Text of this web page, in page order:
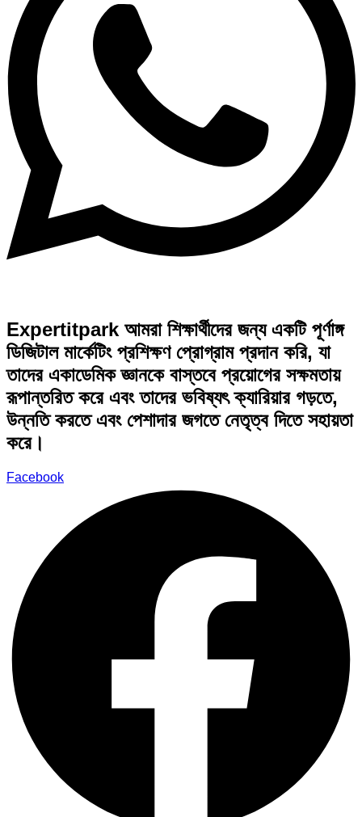
Expertitpark আমরা শিক্ষার্থীদের জন্য একটি পূর্ণাঙ্গ
ডিজিটাল মার্কেটিং প্রশিক্ষণ প্রোগ্রাম প্রদান করি, যা
তাদের একাডেমিক জ্ঞানকে বাস্তবে প্রয়োগের সক্ষমতায়
রূপান্তরিত করে এবং তাদের ভবিষ্যৎ ক্যারিয়ার গড়তে,
উন্নতি করতে এবং পেশাদার জগতে নেতৃত্ব দিতে সহায়তা
করে।
Facebook